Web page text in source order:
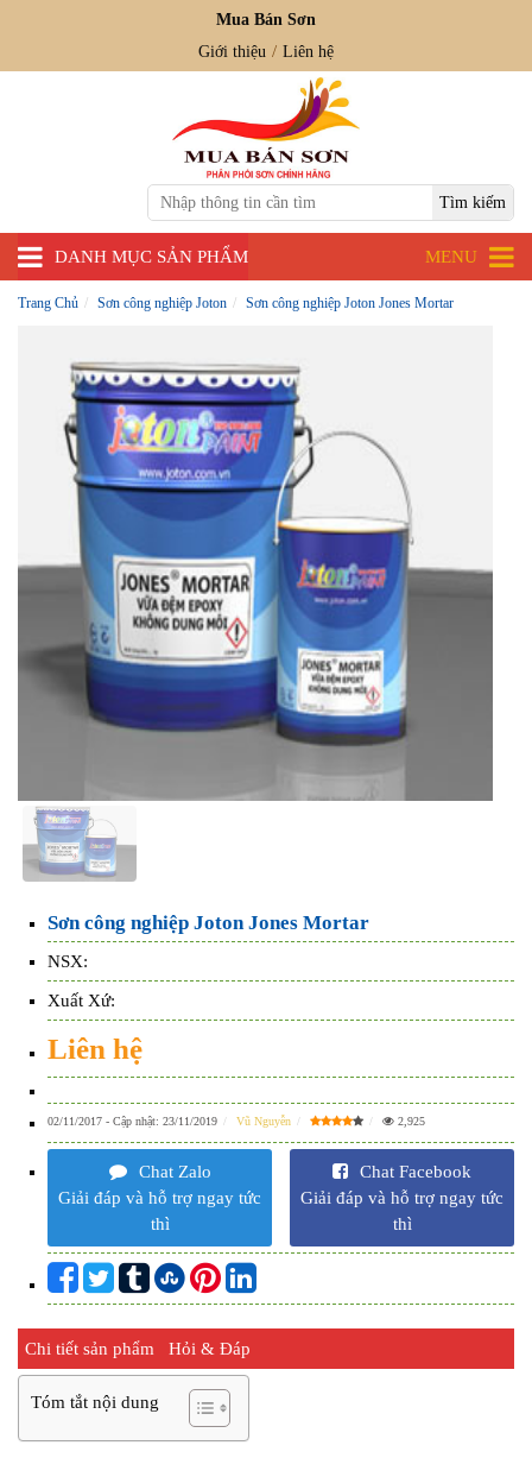
Mua Bán Sơn
Giới thiệu
Liên hệ
DANH MỤC SẢN PHẨM MENU
Trang Chủ Sơn công nghiệp Joton Sơn công nghiệp Joton Jones Mortar
Sơn công nghiệp Joton Jones Mortar
NSX:
Xuất Xứ:
Liên hệ
02/11/2017 - Cập nhật: 23/11/2019 Vũ Nguyễn 2,925
Chat Zalo
Giải đáp và hỗ trợ ngay tức
thì
Chat Facebook
Giải đáp và hỗ trợ ngay tức
thì
Chi tiết sản phẩm Hỏi & Đáp
Tóm tắt nội dung